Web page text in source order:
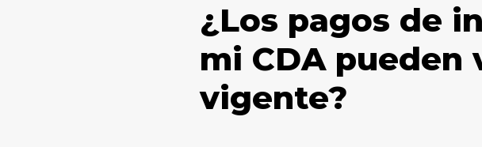
¿Los pagos de
mi CDA pueden
vigente?